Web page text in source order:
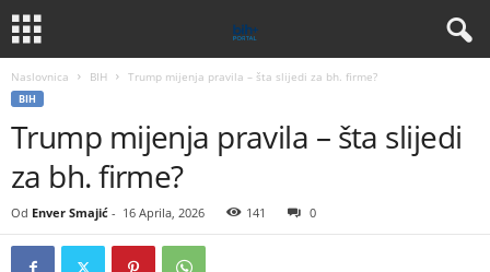
Naslovnica BIH Trump mijenja pravila – šta slijedi za bh. firme?
BIH
Trump mijenja pravila – šta slijedi
za bh. firme?
Od Enver Smajić - 16 Aprila, 2026 141 0